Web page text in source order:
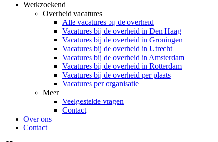
Werkzoekend
Overheid vacatures
Alle vacatures bij de overheid
Vacatures bij de overheid in Den Haag
Vacatures bij de overheid in Groningen
Vacatures bij de overheid in Utrecht
Vacatures bij de overheid in Amsterdam
Vacatures bij de overheid in Rotterdam
Vacatures bij de overheid per plaats
Vacatures per organisatie
Meer
Veelgestelde vragen
Contact
Over ons
Contact